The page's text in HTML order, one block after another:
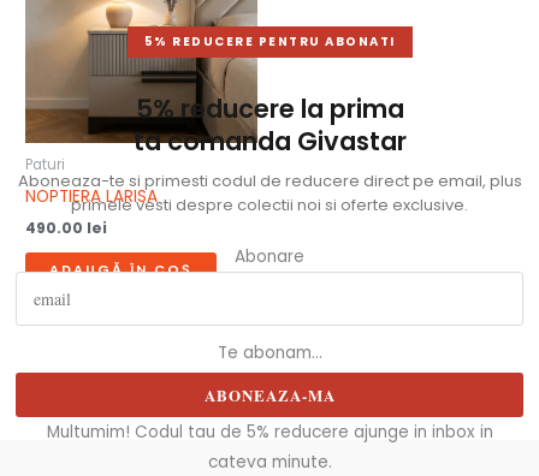
Paturi
NOPTIERA LARISA
490.00 lei
ADAUGĂ ÎN COȘ
5% REDUCERE PENTRU ABONATI
5% reducere la prima
ta comanda Givastar
Aboneaza-te si primesti codul de reducere direct pe email, plus
primele vesti despre colectii noi si oferte exclusive.
Abonare
Te abonam...
ABONEAZA-MA
Multumim! Codul tau de 5% reducere ajunge in inbox in
cateva minute.